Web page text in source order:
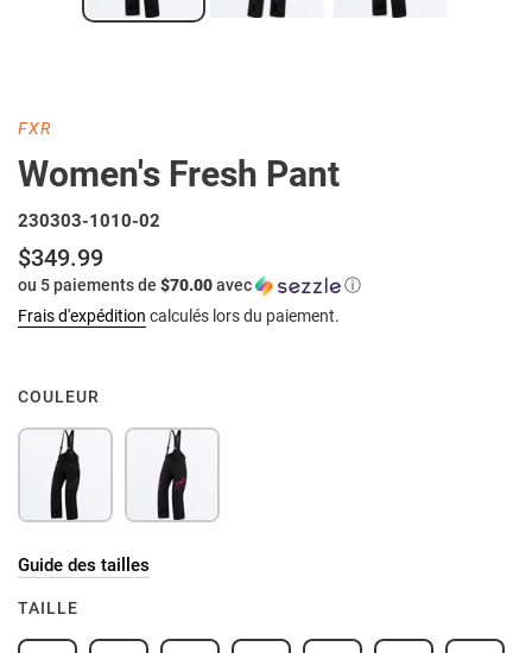
DISTRIBUTEUR
FXR
Women's Fresh Pant
230303-1010-02
Prix
normal
$349.99
ou 5 paiements de $70.00avec
ⓘ
Frais d'expédition calculés lors du paiement.
COULEUR
Guide des tailles
TAILLE